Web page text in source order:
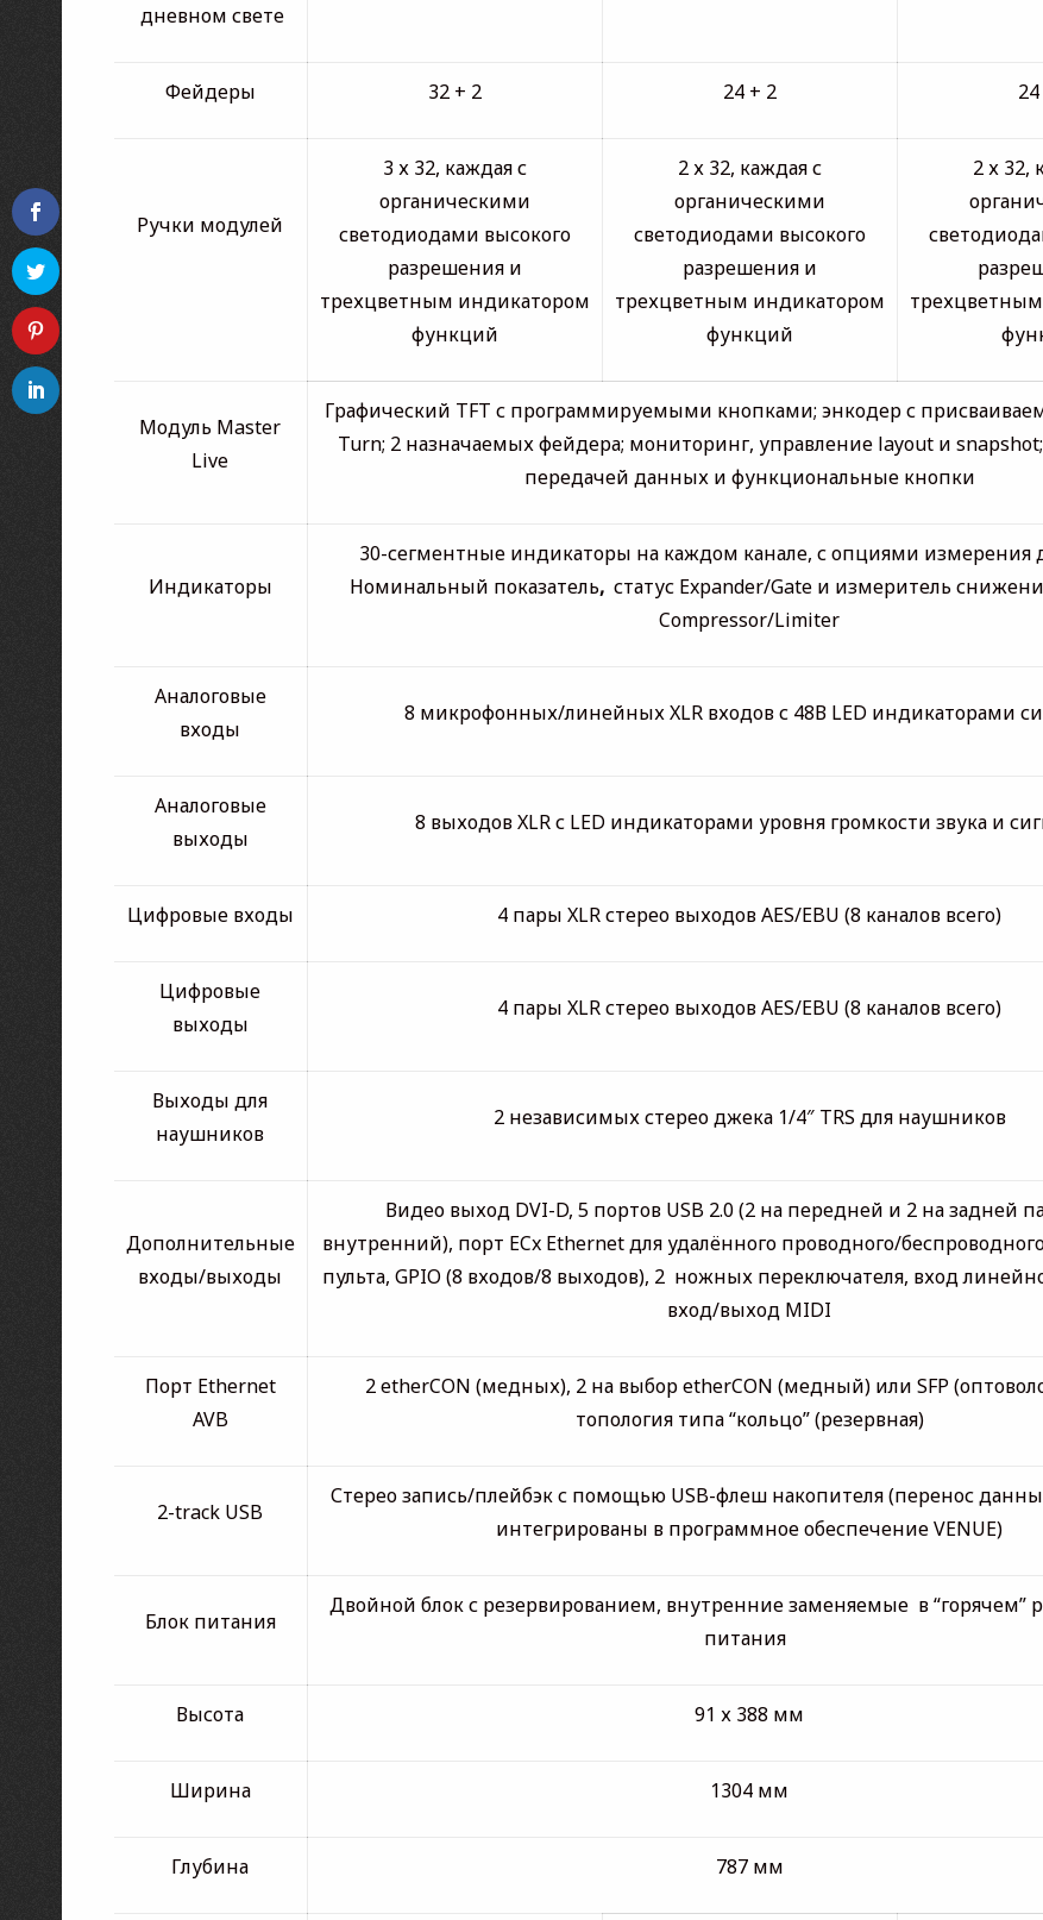
дневном свете
Фейдеры 32 + 2 24 + 2
Ручки модулей
3 х 32, каждая с
органическими
светодиодами высокого
разрешения и
трехцветным индикатором
функций
2 х 32, каждая с
органическими
светодиодами высокого
разрешения и
трехцветным индикатором
функций
2 х 32,
трехцветным
Модуль Master
Live
Графический TFT с программируемыми кнопками; энкодер с
Turn; 2 назначаемых фейдера; мониторинг, управление layout и
передачей данных и функциональные кнопки
Индикаторы
30-сегментные индикаторы на каждом канале, с опциями измерения
Номинальный показатель, статус Expander/Gate и измеритель
Compressor/Limiter
Аналоговые
входы
8 микрофонных/линейных XLR входов с 48В LED индикаторами
Аналоговые
выходы
8 выходов XLR с LED индикаторами уровня громкости звука и
Цифровые входы 4 пары XLR стерео выходов AES/EBU (8 каналов всего)
Цифровые
выходы
4 пары XLR стерео выходов AES/EBU (8 каналов всего)
Выходы для
наушников
2 независимых стерео джека 1/4″ TRS для наушников
Дополнительные
входы/выходы
Видео выход DVI-D, 5 портов USB 2.0 (2 на передней и 2 на задней
внутренний), порт ECx Ethernet для удалённого проводного/
пульта, GPIO (8 входов/8 выходов), 2 ножных переключателя, вход
вход/выход MIDI
Порт Ethernet
AVB
2 etherCON (медных), 2 на выбор etherCON (медный) или SFP
топология типа “кольцо” (резервная)
2-track USB
Стерео запись/плейбэк с помощью USB-флеш накопителя (перенос
интегрированы в программное обеспечение VENUE)
Блок питания
Двойной блок с резервированием, внутренние заменяемые в “горячем”
питания
Высота 91 х 388 мм
Ширина 1304 мм
Глубина 787 мм